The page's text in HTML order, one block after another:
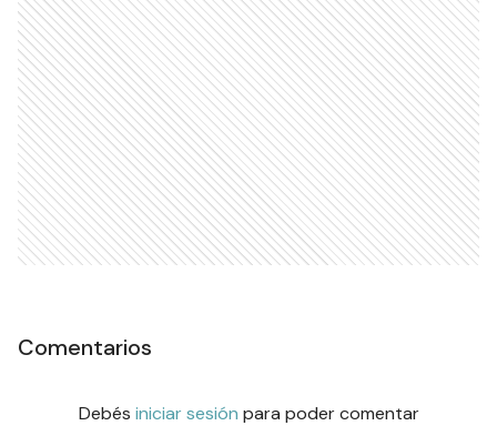
Comentarios
Debés iniciar sesión para poder comentar